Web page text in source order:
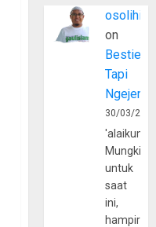
osolihin
on
Bestie
Tapi
30/03/
Mungkin
untuk
saat
ini,
hampir